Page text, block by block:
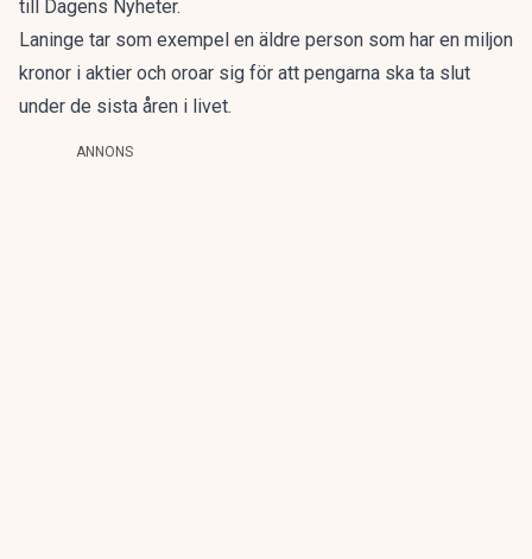
till Dagens Nyheter.
Laninge tar som exempel en äldre person som har en miljon
kronor i aktier och oroar sig för att pengarna ska ta slut
under de sista åren i livet.
ANNONS